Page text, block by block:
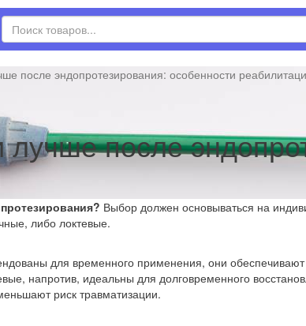
после эндопротезирования: особенности
лучше после
Выбор должен основываться на
либо локтевые.
для временного применения, они
напротив, идеальны для долговременного
риск травматизации.